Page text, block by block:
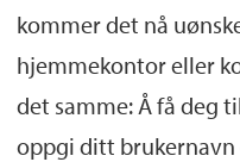
kommer det nå
hjemmekontor eller
det samme: Å få deg
oppgi ditt brukernavn